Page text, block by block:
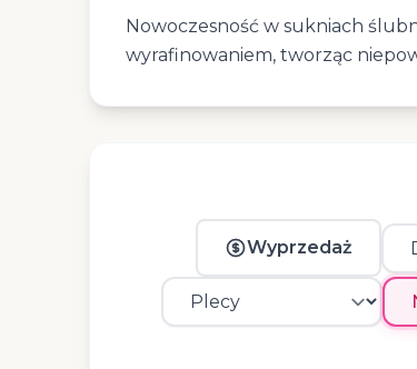
Nowoczesność w sukniach
wyrafinowaniem, tworząc
Wyprzedaż